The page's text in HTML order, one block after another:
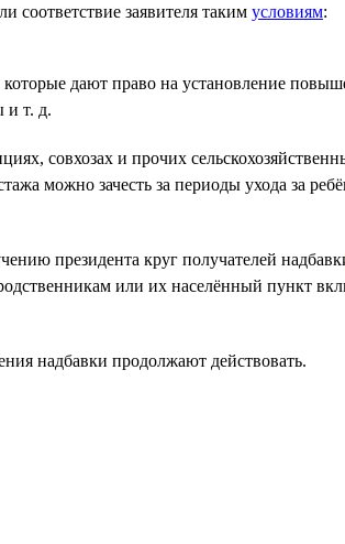
соответствие заявителя таким условиям:
дают право на установление
и т. д.
совхозах и прочих
можно зачесть за периоды ухода за
президента круг получателей
или их населённый пункт
надбавки продолжают действовать.